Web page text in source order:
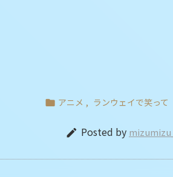
 アニメ , ランウェイで笑って
 Posted by mizumizu_